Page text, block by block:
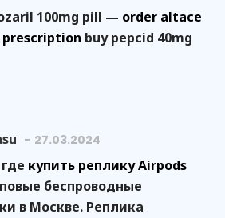
100mg pill — order altace
buy pepcid 40mg
27.03.2024
купить реплику Airpods
беспроводные
в Москве. Реплика